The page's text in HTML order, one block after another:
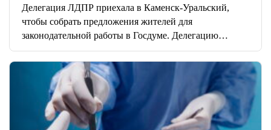
Делегация ЛДПР приехала в Каменск-Уральский,
чтобы собрать предложения жителей для
законодательной работы в Госдуме. Делегацию…